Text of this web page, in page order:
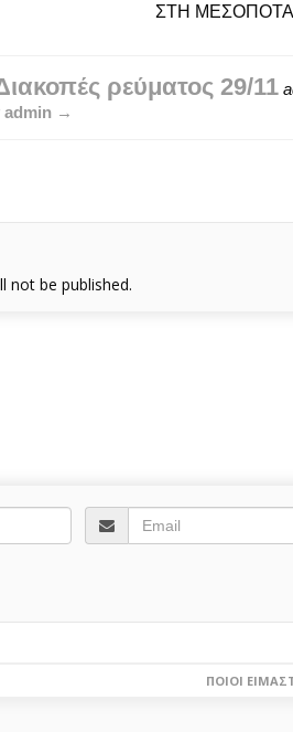
ΣΤΗ
ρεύματος 29/11
admin →
not be published.
ΠΟΙΟΙ